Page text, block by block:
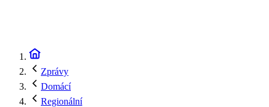
Zprávy
Domácí
Regionální